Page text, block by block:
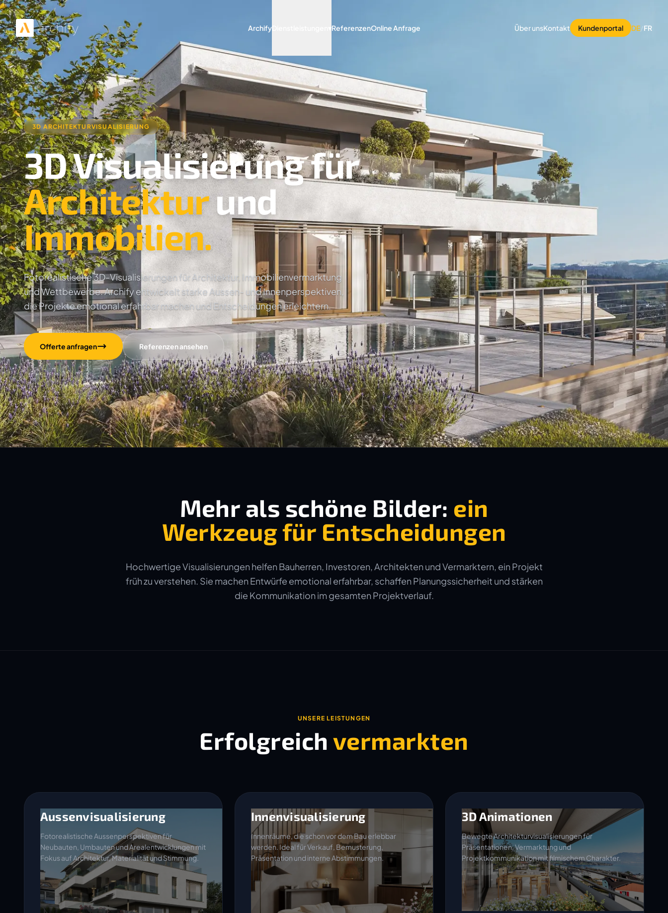
ArchifyDienstleistungen ReferenzenOnline Anfrage Über unsKontakt Kundenportal DE/FR
3D ARCHITEKTURVISUALISIERUNG
3D Visualisierung für
Architekturund
Immobilien.
Fotorealistische 3D-Visualisierungen für Architektur, Immobilienvermarktung
und Wettbewerbe. Archify entwickelt starke Aussen- und Innenperspektiven,
die Projekte emotional erfahrbar machen und Entscheidungen erleichtern.
Offerte anfragen Referenzen ansehen
Mehr als schöne Bilder: ein
Werkzeug für Entscheidungen
Hochwertige Visualisierungen helfen Bauherren, Investoren, Architekten und Vermarktern, ein Projekt
früh zu verstehen. Sie machen Entwürfe emotional erfahrbar, schaffen Planungssicherheit und stärken
die Kommunikation im gesamten Projektverlauf.
UNSERE LEISTUNGEN
Erfolgreich vermarkten
Aussenvisualisierung
Fotorealistische Aussenperspektiven für
Neubauten, Umbauten und Arealentwicklungen mit
Fokus auf Architektur, Materialität und Stimmung.
Innenvisualisierung
Innenräume, die schon vor dem Bau erlebbar
werden. Ideal für Verkauf, Bemusterung,
Präsentation und interne Abstimmungen.
3D Animationen
Bewegte Architekturvisualisierungen für
Präsentationen, Vermarktung und
Projektkommunikation mit filmischem Charakter.